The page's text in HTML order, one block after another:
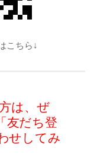
こちら↓
は、ぜ
友だち登
せしてみ